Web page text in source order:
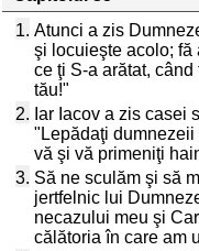
1. Atunci a zis
şi locuieşte acolo;
ce ţi S-a arătat,
tău!"
2. Iar Iacov a zis casei
"Lepădaţi
vă şi vă primeniţi
3. Să ne sculăm şi să
jertfelnic lui
necazului meu şi
călătoria în care am